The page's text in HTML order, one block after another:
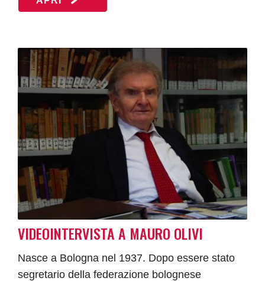
VIDEOINTERVISTA A MAURO OLIVI
Nasce a Bologna nel 1937. Dopo essere stato
segretario della federazione bolognese